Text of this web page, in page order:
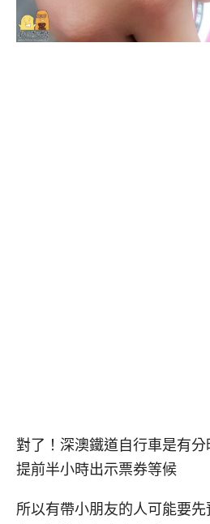
對了！深澳鐵道自行車是有
提前半小時出示票券等候
所以有帶小朋友的人可能要